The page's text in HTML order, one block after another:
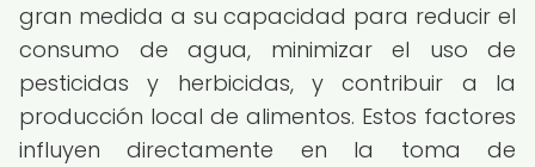
gran medida a su capacidad para reducir el
consumo de agua, minimizar el uso de
pesticidas y herbicidas, y contribuir a la
producción local de alimentos. Estos factores
influyen directamente en la toma de